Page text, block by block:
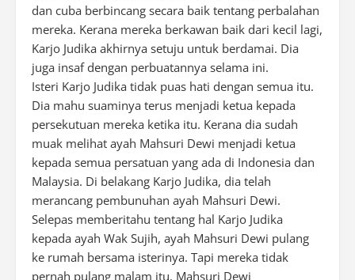
dan cuba berbincang secara baik tentang perbalahan
mereka. Kerana mereka berkawan baik dari kecil lagi,
Karjo Judika akhirnya setuju untuk berdamai. Dia
juga insaf dengan perbuatannya selama ini.
Isteri Karjo Judika tidak puas hati dengan semua itu.
Dia mahu suaminya terus menjadi ketua kepada
persekutuan mereka ketika itu. Kerana dia sudah
muak melihat ayah Mahsuri Dewi menjadi ketua
kepada semua persatuan yang ada di Indonesia dan
Malaysia. Di belakang Karjo Judika, dia telah
merancang pembunuhan ayah Mahsuri Dewi.
Selepas memberitahu tentang hal Karjo Judika
kepada ayah Wak Sujih, ayah Mahsuri Dewi pulang
ke rumah bersama isterinya. Tapi mereka tidak
pernah pulang malam itu. Mahsuri Dewi